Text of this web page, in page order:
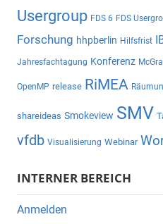
Usergroup FDS 6 FDS
Forschung hhpberlin Hilfsfrist
Jahresfachtagung Konferenz
OpenMP release RiMEA
shareideas Smokeview SMV
vfdb Visualisierung Webinar
INTERNER BEREICH
Anmelden